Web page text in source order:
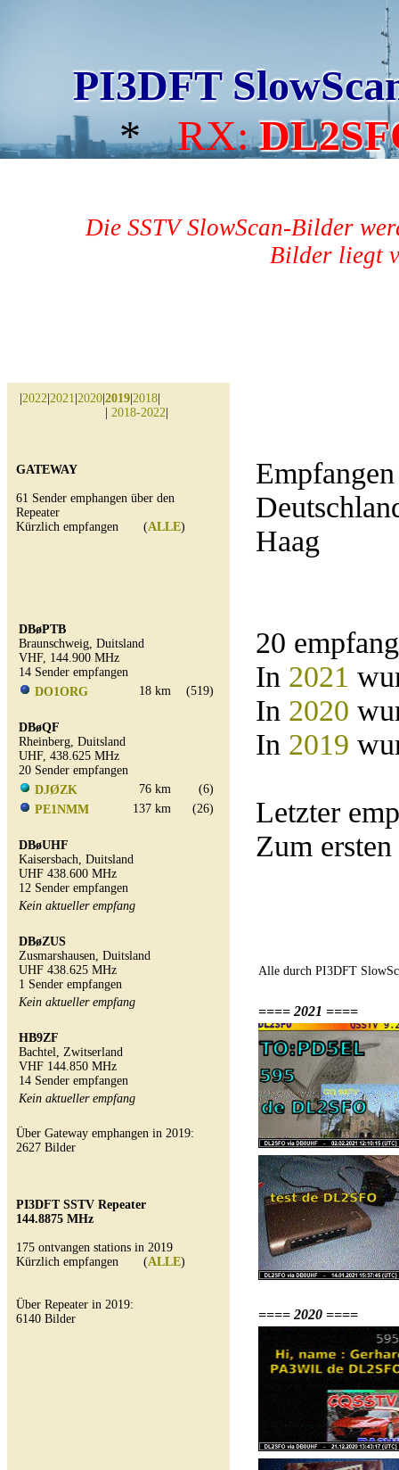
PI3DFT
*RX:
Die SSTV SlowScan-Bilder
Bilder liegt
2022 2021 2020 2019 2018
2018-2022
GATEWAY
61 Sender emphangen über den
Repeater
Kürzlich empfangen (ALLE)
DBøPTB
Braunschweig, Duitsland
VHF, 144.900 MHz
14 Sender empfangen
DO1ORG
18 km (519)
DBøQF
Rheinberg, Duitsland
UHF, 438.625 MHz
20 Sender empfangen
DJØZK
76 km
(6)
PE1NMM
137 km (26)
DBøUHF
Kaisersbach, Duitsland
UHF 438.600 MHz
12 Sender empfangen
Kein aktueller empfang
DBøZUS
Zusmarshausen, Duitsland
UHF 438.625 MHz
1 Sender empfangen
Kein aktueller empfang
HB9ZF
Bachtel, Zwitserland
VHF 144.850 MHz
14 Sender empfangen
Kein aktueller empfang
Über Gateway emphangen in 2019:
2627 Bilder
PI3DFT SSTV Repeater
144.8875 MHz
175 ontvangen stations in 2019
Kürzlich empfangen (ALLE)
Über Repeater in 2019:
6140 Bilder
Haag
20
In 2021
In 2020
In 2019
Letzter
Zum
Alle durch PI3DFT
==== 2021 ====
==== 2020 ====